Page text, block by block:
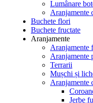
Lumânare
Aranjamente
Buchete flori
Buchete fructate
Aranjamente
Aranjamente
Aranjamente
Terrarii
Mușchi și
Aranjamente
Jerbe